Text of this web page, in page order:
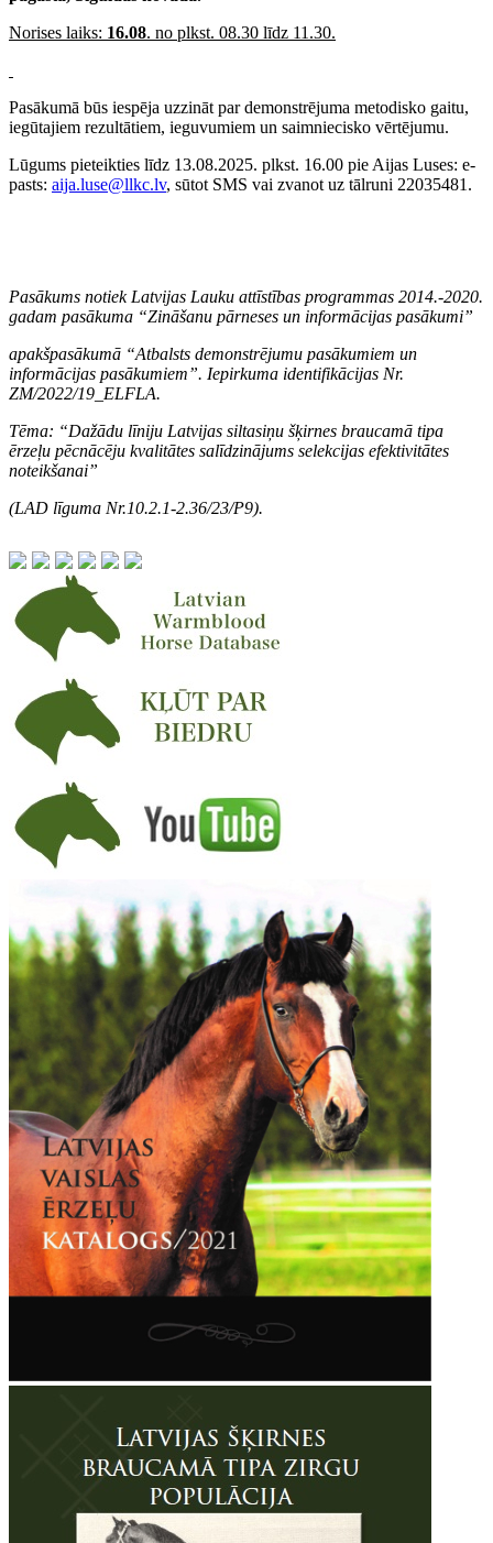
Norises laiks: 16.08. no plkst. 08.30 līdz 11.30.
Pasākumā būs iespēja uzzināt par demonstrējuma metodisko gaitu,
iegūtajiem rezultātiem, ieguvumiem un saimniecisko vērtējumu.
Lūgums pieteikties līdz 13.08.2025. plkst. 16.00 pie Aijas Luses: e-
pasts: aija.luse@llkc.lv, sūtot SMS vai zvanot uz tālruni 22035481.
Pasākums notiek Latvijas Lauku attīstības programmas 2014.-2020.
gadam pasākuma “Zināšanu pārneses un informācijas pasākumi”
apakšpasākumā “Atbalsts demonstrējumu pasākumiem un
informācijas pasākumiem”. Iepirkuma identifikācijas Nr.
ZM/2022/19_ELFLA.
Tēma: “Dažādu līniju Latvijas siltasiņu šķirnes braucamā tipa
ērzeļu pēcnācēju kvalitātes salīdzinājums selekcijas efektivitātes
noteikšanai”
(LAD līguma Nr.10.2.1-2.36/23/P9).